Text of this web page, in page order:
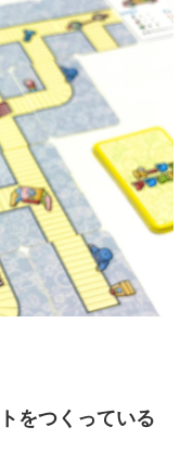
をつくっている